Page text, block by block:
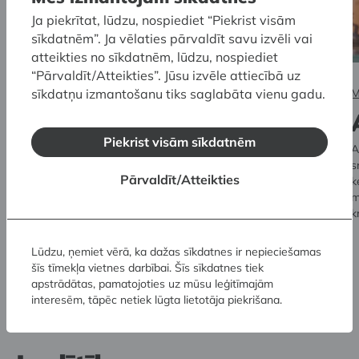
Muzeju krātuve un SKULPTŪRU MEŽS
Mindauga Navaka
tēlniecība
2024. gada nogalē pie Muzeju krātuves (Pulka ielā 8, Rīgā)
Ja piekrītat, lūdzu, nospiediet “Piekrist visām
sīkdatnēm”. Ja vēlaties pārvaldīt savu izvēli vai
atteikties no sīkdatnēm, lūdzu, nospiediet
“Pārvaldīt/Atteikties”. Jūsu izvēle attiecībā uz
sīkdatņu izmantošanu tiks saglabāta vienu gadu.
Piekrist visām sīkdatnēm
Pārvaldīt/Atteikties
Lūdzu, ņemiet vērā, ka dažas sīkdatnes ir nepieciešamas
šīs tīmekļa vietnes darbībai. Šīs sīkdatnes tiek
apstrādātas, pamatojoties uz mūsu leģitīmajām
interesēm, tāpēc netiek lūgta lietotāja piekrišana.